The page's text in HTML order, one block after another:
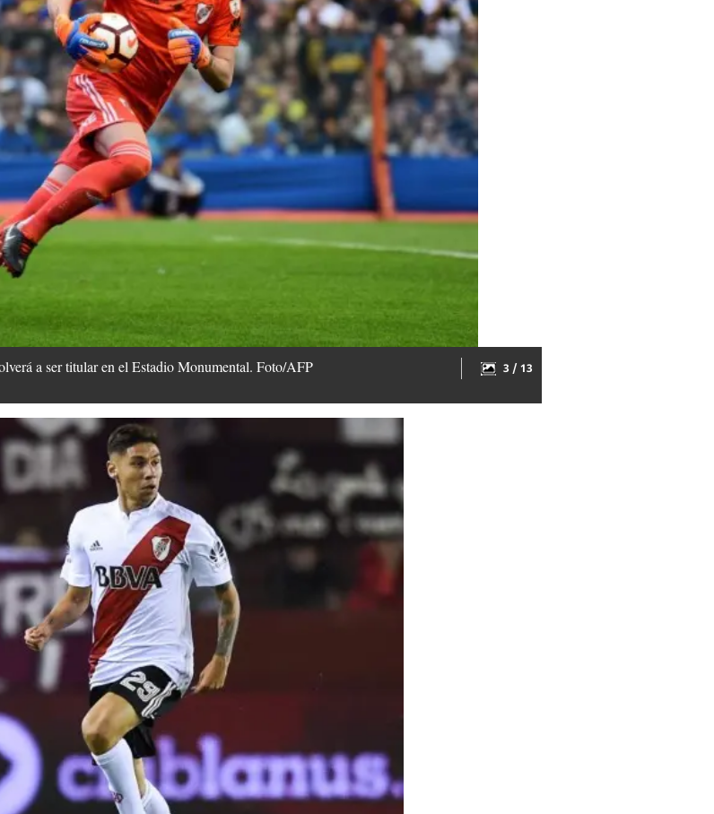
a ser titular en el Estadio Monumental. Foto/AFP
3 / 13